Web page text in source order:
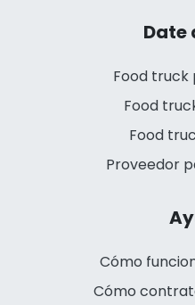
Date
Food truck
Food
Food
Proveedor
Cómo
Cómo